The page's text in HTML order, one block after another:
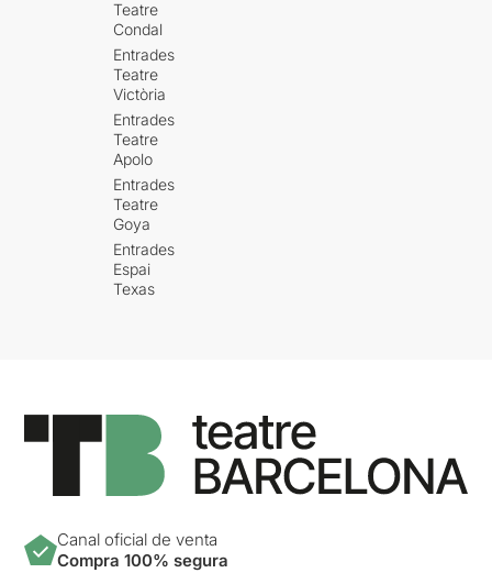
Teatre
Condal
Entrades
Teatre
Victòria
Entrades
Teatre
Apolo
Entrades
Teatre
Goya
Entrades
Espai
Texas
Canal oficial de venta
Compra 100% segura